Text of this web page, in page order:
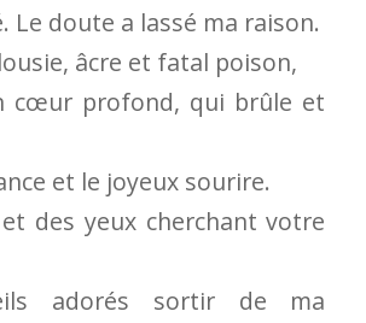
Le doute a lassé ma raison.
âcre et fatal poison,
cœur profond, qui brûle et
et le joyeux sourire.
et des yeux cherchant votre
adorés sortir de ma